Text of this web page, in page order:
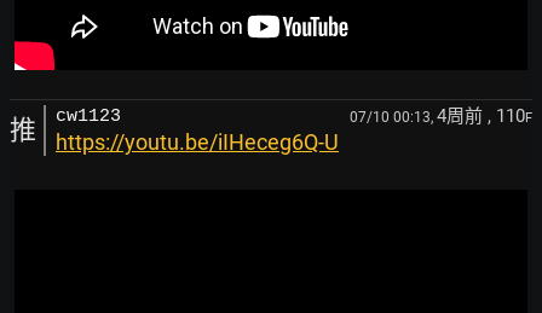
推 cw1123 07/10 00:13, 4周前 , 110F
https://youtu.be/iIHeceg6Q-U